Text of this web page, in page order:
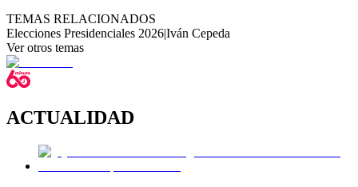
TEMAS RELACIONADOS
Elecciones Presidenciales 2026|Iván Cepeda
Ver otros temas
ACTUALIDAD